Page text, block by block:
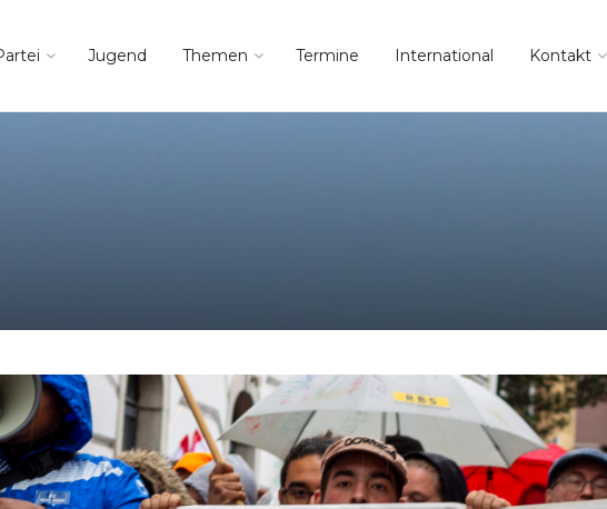
Jugend Themen Termine International Kontakt